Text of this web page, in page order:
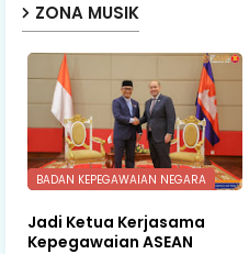
ZONA MUSIK
BADAN KEPEGAWAIAN NEGARA
Jadi Ketua Kerjasama
Kepegawaian ASEAN